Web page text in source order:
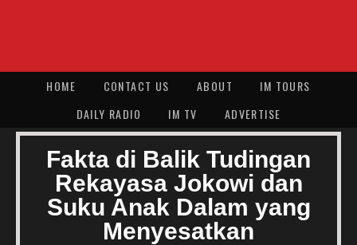
HOME CONTACT US ABOUT
IM TOURS
DAILY RADIO
IM TV ADVERTISE
Fakta di Balik Tudingan
Rekayasa Jokowi dan
Suku Anak Dalam yang
Menyesatkan